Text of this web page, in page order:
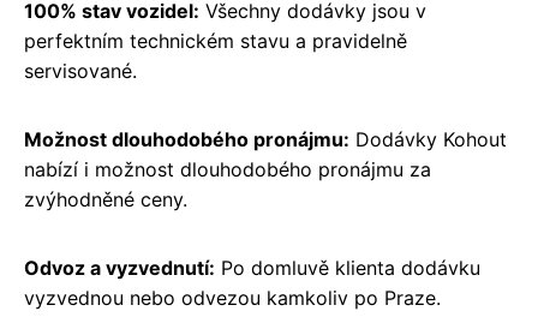
100% stav vozidel: Všechny dodávky jsou v
perfektním technickém stavu a pravidelně
servisované.
Možnost dlouhodobého pronájmu: Dodávky Kohout
nabízí i možnost dlouhodobého pronájmu za
zvýhodněné ceny.
Odvoz a vyzvednutí: Po domluvě klienta dodávku
vyzvednou nebo odvezou kamkoliv po Praze.